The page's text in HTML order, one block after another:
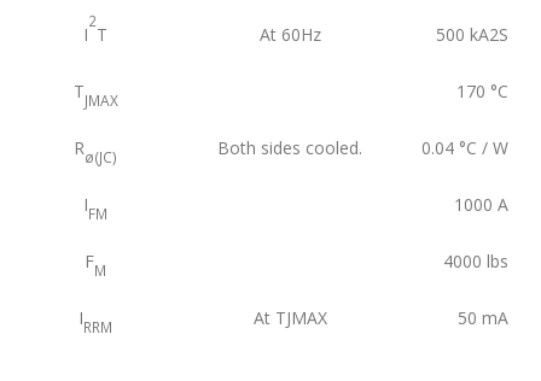
I
2
T At 60Hz 500 kA2S
TJMAX 170 °C
Rø(JC) Both sides cooled. 0.04 °C / W
IFM 1000 A
FM 4000 lbs
IRRM At TJMAX 50 mA